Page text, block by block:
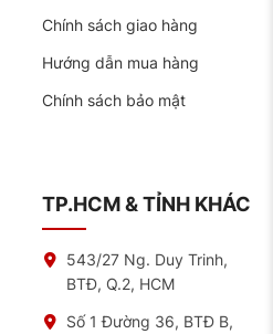
Chính sách giao hàng
Hướng dẫn mua hàng
Chính sách bảo mật
TP.HCM & TỈNH KHÁC
543/27 Ng. Duy Trinh,
BTĐ, Q.2, HCM
Số 1 Đường 36, BTĐ B,